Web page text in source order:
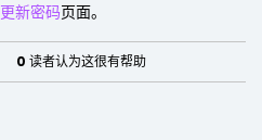
更新密码页面。
0 读者认为这很有帮助